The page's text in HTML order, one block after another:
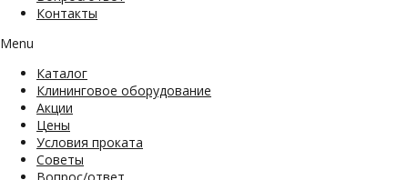
Контакты
Menu
Каталог
Клининговое оборудование
Акции
Цены
Условия проката
Советы